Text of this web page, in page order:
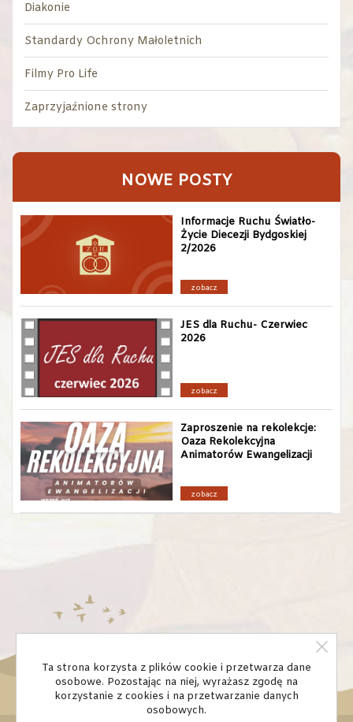
Ta strona korzysta z plików cookie i przetwarza dane
osobowe. Pozostając na niej, wyrażasz zgodę na
korzystanie z cookies i na przetwarzanie danych
osobowych.
Diakonie
Standardy Ochrony Małoletnich
Filmy Pro Life
Zaprzyjaźnione strony
NOWE POSTY
Informacje Ruchu Światło-
Życie Diecezji Bydgoskiej
2/2026
zobacz
JES dla Ruchu- Czerwiec
2026
zobacz
Zaproszenie na rekolekcje:
Oaza Rekolekcyjna
Animatorów Ewangelizacji
zobacz